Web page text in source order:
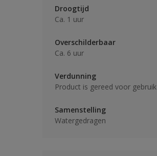
Droogtijd
Ca. 1 uur
Overschilderbaar
Ca. 6 uur
Verdunning
Product is gereed voor gebruik
Samenstelling
Watergedragen